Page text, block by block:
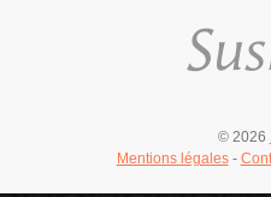
© 2026
Mentions légales-